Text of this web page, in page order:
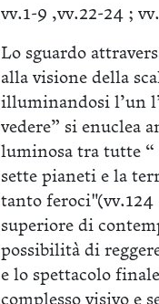
vv.1-9 ,vv.22-24 ;
Lo sguardo
alla visione della
illuminandosi l’un
vedere” si enuclea
luminosa tra tutte “
sette pianeti e la
tanto feroci"(vv.124
superiore di
possibilità di
e lo spettacolo
complesso visivo e